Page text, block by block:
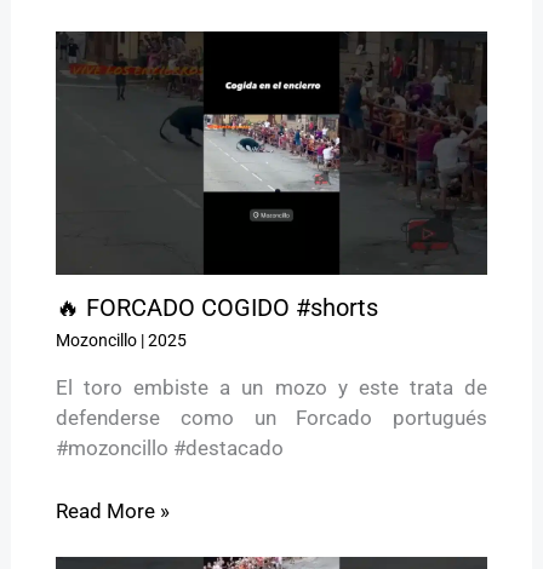
🔥 FORCADO COGIDO #shorts
Mozoncillo|2025
El toro embiste a un mozo y este trata de
defenderse como un Forcado portugués
#mozoncillo #destacado
Read More »